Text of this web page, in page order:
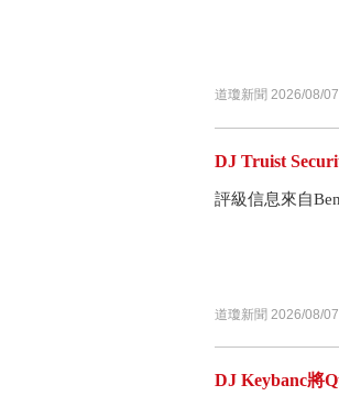
道瓊新聞 2026/08/
DJ Truist
評級信息來自
道瓊新聞 2026/08/
DJ Keybanc將